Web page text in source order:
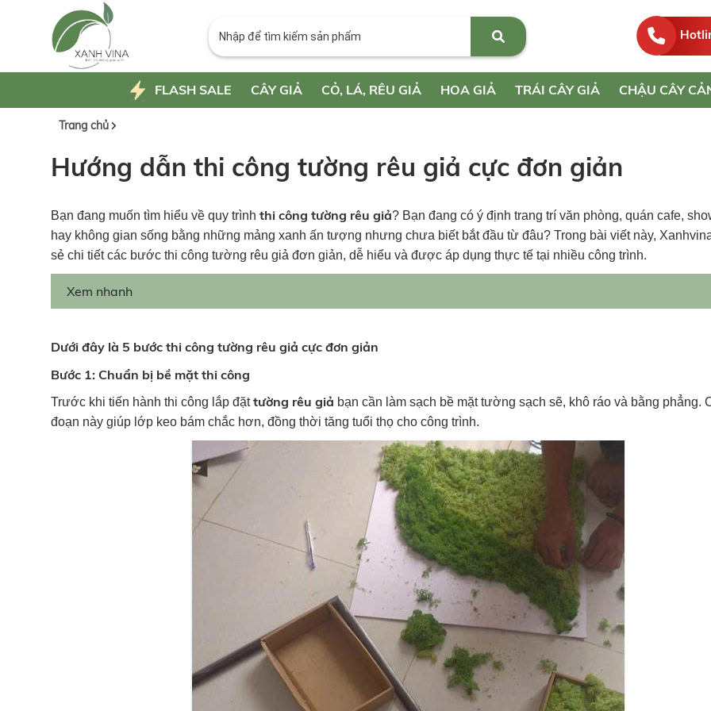
FLASH SALE CÂY GIẢ CỎ, LÁ, RÊU GIẢ HOA GIẢ TRÁI CÂY GIẢ CHẬU CÂY
Trang chủ
Hướng dẫn thi công tường rêu giả cực đơn giản
Bạn đang muốn tìm hiểu về quy trình thi công tường rêu giả? Bạn đang có ý định trang trí văn phòng, quán cafe,
hay không gian sống bằng những mảng xanh ấn tượng nhưng chưa biết bắt đầu từ đâu? Trong bài viết này,
sẻ chi tiết các bước thi công tường rêu giả đơn giản, dễ hiểu và được áp dụng thực tế tại nhiều công trình.
Xem nhanh
Dưới đây là 5 bước thi công tường rêu giả cực đơn giản
Bước 1: Chuẩn bị bề mặt thi công
Trước khi tiến hành thi công lắp đặttường rêu giả bạn cần làm sạch bề mặt tường sạch sẽ, khô ráo và bằng phẳng.
đoạn này giúp lớp keo bám chắc hơn, đồng thời tăng tuổi thọ cho công trình.